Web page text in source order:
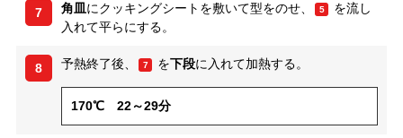
7 角皿にクッキングシートを敷いて型をのせ、 5
を流し
入れて平らにする。
8 予熱終了後、 7 を下段に入れて加熱する。
170℃ 22～29分